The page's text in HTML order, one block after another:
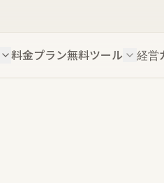
料金プラン無料ツール 経営